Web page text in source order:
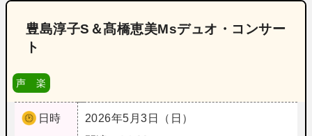
豊島淳子S＆髙橋恵美Msデュオ・コンサー
ト
声 楽
日時
2026年5月3日（日）